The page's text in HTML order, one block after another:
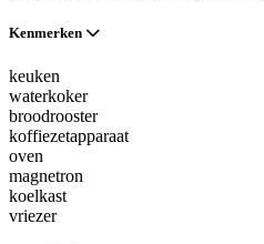
Kenmerken
keuken
waterkoker
broodrooster
koffiezetapparaat
oven
magnetron
koelkast
vriezer